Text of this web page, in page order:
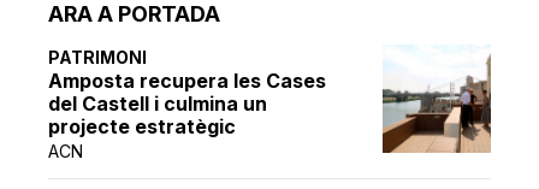
ARA A PORTADA
PATRIMONI
Amposta recupera les Cases
del Castell i culmina un
projecte estratègic
ACN